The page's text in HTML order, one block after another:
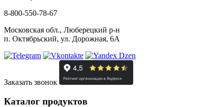
8-800-550-78-67
Московская обл., Люберецкий р-н
п. Октябрьский, ул. Дорожная, 6А
Заказать звонок
Каталог продуктов